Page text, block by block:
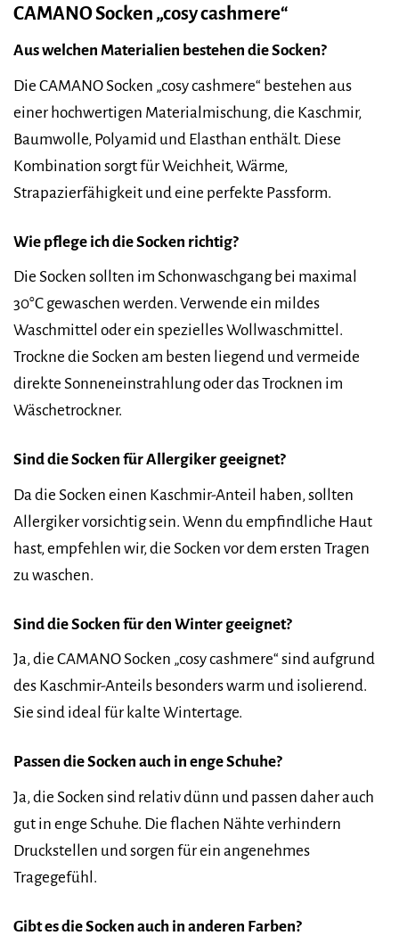
CAMANO Socken „cosy cashmere“
Aus welchen Materialien bestehen die Socken?
Die CAMANO Socken „cosy cashmere“ bestehen aus
einer hochwertigen Materialmischung, die Kaschmir,
Baumwolle, Polyamid und Elasthan enthält. Diese
Kombination sorgt für Weichheit, Wärme,
Strapazierfähigkeit und eine perfekte Passform.
Wie pflege ich die Socken richtig?
Die Socken sollten im Schonwaschgang bei maximal
30°C gewaschen werden. Verwende ein mildes
Waschmittel oder ein spezielles Wollwaschmittel.
Trockne die Socken am besten liegend und vermeide
direkte Sonneneinstrahlung oder das Trocknen im
Wäschetrockner.
Sind die Socken für Allergiker geeignet?
Da die Socken einen Kaschmir-Anteil haben, sollten
Allergiker vorsichtig sein. Wenn du empfindliche Haut
hast, empfehlen wir, die Socken vor dem ersten Tragen
zu waschen.
Sind die Socken für den Winter geeignet?
Ja, die CAMANO Socken „cosy cashmere“ sind aufgrund
des Kaschmir-Anteils besonders warm und isolierend.
Sie sind ideal für kalte Wintertage.
Passen die Socken auch in enge Schuhe?
Ja, die Socken sind relativ dünn und passen daher auch
gut in enge Schuhe. Die flachen Nähte verhindern
Druckstellen und sorgen für ein angenehmes
Tragegefühl.
Gibt es die Socken auch in anderen Farben?